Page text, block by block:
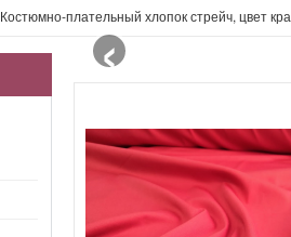
Костюмно-плательный хлопок стрейч, цвет
‹